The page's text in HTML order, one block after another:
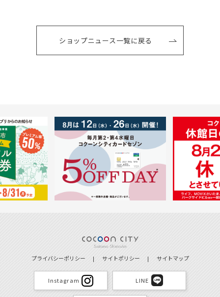
ショップニュース一覧に戻る
プライバシーポリシー サイトポリシー サイトマップ
Instagram LINE